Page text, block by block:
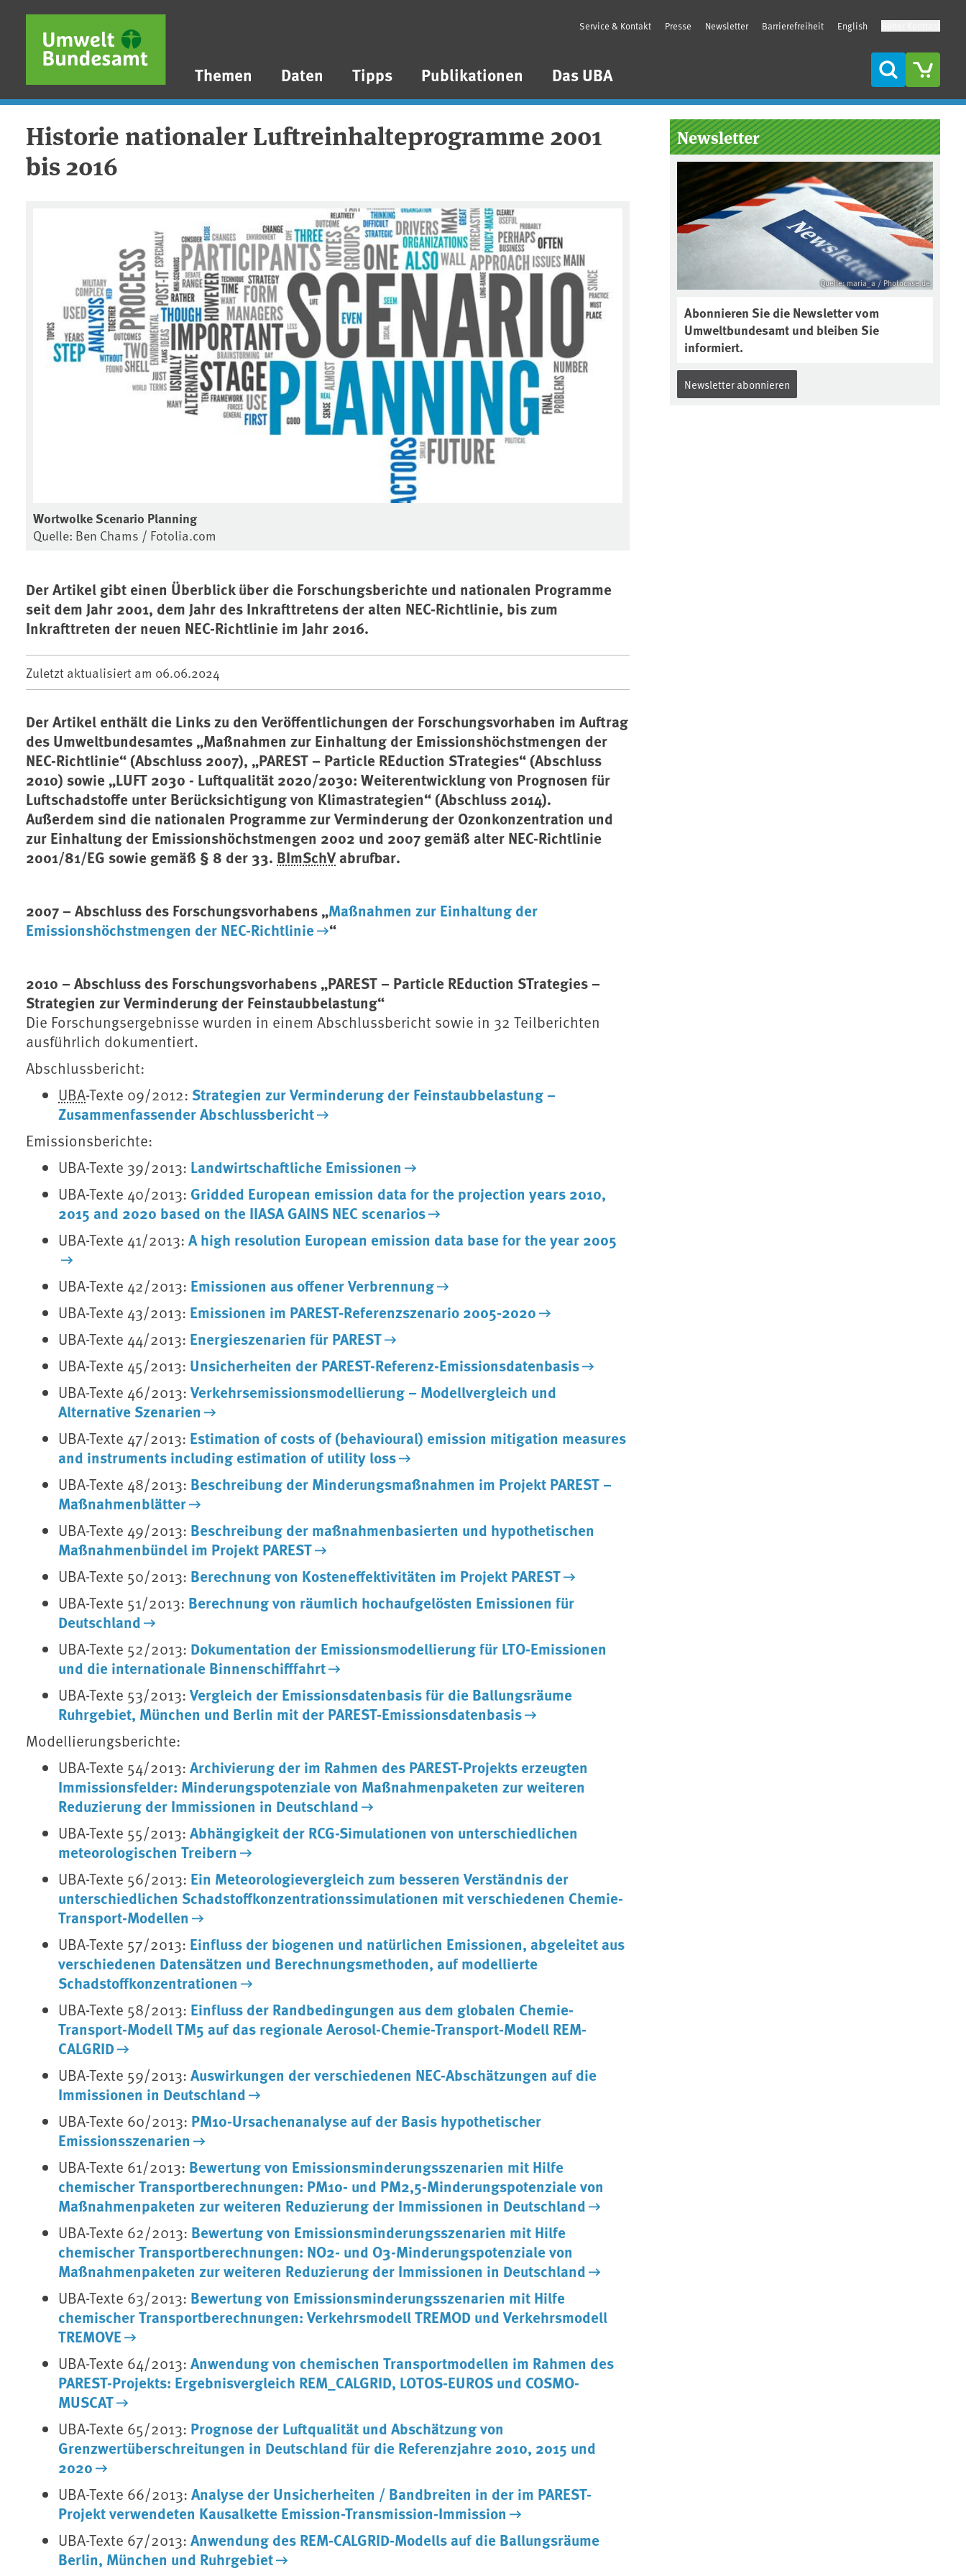
Direkt zum Inhalt
Direkt zum Hauptmenü
Direkt zur Fußzeile
Themen Daten Tipps Publikationen Das UBA
Service & Kontakt Presse Newsletter Barrierefreiheit English
Suche
Historie nationaler Luftreinhalteprogramme 2001
bis 2016
Wortwolke Scenario Planning
Quelle: Ben Chams / Fotolia.com
Der Artikel gibt einen Überblick über die Forschungsberichte und nationalen Programme
seit dem Jahr 2001, dem Jahr des Inkrafttretens der alten NEC-Richtlinie, bis zum
Inkrafttreten der neuen NEC-Richtlinie im Jahr 2016.
Zuletzt aktualisiert am 06.06.2024
Der Artikel enthält die Links zu den Veröffentlichungen der Forschungsvorhaben im Auftrag
des Umweltbundesamtes „Maßnahmen zur Einhaltung der Emissionshöchstmengen der
NEC-Richtlinie“ (Abschluss 2007), „PAREST – Particle REduction STrategies“ (Abschluss
2010) sowie „LUFT 2030 - Luftqualität 2020/2030: Weiterentwicklung von Prognosen für
Luftschadstoffe unter Berücksichtigung von Klimastrategien“ (Abschluss 2014).
Außerdem sind die nationalen Programme zur Verminderung der Ozonkonzentration und
zur Einhaltung der Emissionshöchstmengen 2002 und 2007 gemäß alter NEC-Richtlinie
2001/81/EG sowie gemäß § 8 der 33. BImSchVabrufbar.
2007 – Abschluss des Forschungsvorhabens „Maßnahmen zur Einhaltung der
Emissionshöchstmengen der NEC-Richtlinie
“
2010 – Abschluss des Forschungsvorhabens „PAREST – Particle REduction STrategies –
Strategien zur Verminderung der Feinstaubbelastung“
Die Forschungsergebnisse wurden in einem Abschlussbericht sowie in 32 Teilberichten
ausführlich dokumentiert.
Abschlussbericht:
UBA⁠-Texte 09/2012: Strategien zur Verminderung der Feinstaubbelastung –
Zusammenfassender Abschlussbericht
Emissionsberichte:
UBA-Texte 39/2013: Landwirtschaftliche Emissionen
UBA-Texte 40/2013: Gridded European emission data for the projection years 2010,
2015 and 2020 based on the IIASA GAINS NEC scenarios
UBA-Texte 41/2013:A high resolution European emission data base for the year 2005
UBA-Texte 42/2013: Emissionen aus offener Verbrennung
UBA-Texte 43/2013: Emissionen im PAREST-Referenzszenario 2005-2020
UBA-Texte 44/2013: Energieszenarien für PAREST
UBA-Texte 45/2013: Unsicherheiten der PAREST-Referenz-Emissionsdatenbasis
UBA-Texte 46/2013:Verkehrsemissionsmodellierung – Modellvergleich und
Alternative Szenarien
UBA-Texte 47/2013: Estimation of costs of (behavioural) emission mitigation measures
and instruments including estimation of utility loss
UBA-Texte 48/2013: Beschreibung der Minderungsmaßnahmen im Projekt PAREST –
Maßnahmenblätter
UBA-Texte 49/2013: Beschreibung der maßnahmenbasierten und hypothetischen
Maßnahmenbündel im Projekt PAREST
UBA-Texte 50/2013: Berechnung von Kosteneffektivitäten im Projekt PAREST
UBA-Texte 51/2013: Berechnung von räumlich hochaufgelösten Emissionen für
Deutschland
UBA-Texte 52/2013: Dokumentation der Emissionsmodellierung für LTO-Emissionen
und die internationale Binnenschifffahrt
UBA-Texte 53/2013:Vergleich der Emissionsdatenbasis für die Ballungsräume
Ruhrgebiet, München und Berlin mit der PAREST-Emissionsdatenbasis
Modellierungsberichte:
UBA-Texte 54/2013:Archivierung der im Rahmen des PAREST-Projekts erzeugten
Immissionsfelder: Minderungspotenziale von Maßnahmenpaketen zur weiteren
Reduzierung der Immissionen in Deutschland
UBA-Texte 55/2013:Abhängigkeit der RCG-Simulationen von unterschiedlichen
meteorologischen Treibern
UBA-Texte 56/2013: Ein Meteorologievergleich zum besseren Verständnis der
unterschiedlichen Schadstoffkonzentrationssimulationen mit verschiedenen Chemie-
Transport-Modellen
UBA-Texte 57/2013: Einfluss der biogenen und natürlichen Emissionen, abgeleitet aus
verschiedenen Datensätzen und Berechnungsmethoden, auf modellierte
Schadstoffkonzentrationen
UBA-Texte 58/2013: Einfluss der Randbedingungen aus dem globalen Chemie-
Transport-Modell TM5 auf das regionale Aerosol-Chemie-Transport-Modell REM-
CALGRID
UBA-Texte 59/2013:Auswirkungen der verschiedenen NEC-Abschätzungen auf die
Immissionen in Deutschland
UBA-Texte 60/2013: PM10-Ursachenanalyse auf der Basis hypothetischer
Emissionsszenarien
UBA-Texte 61/2013: Bewertung von Emissionsminderungsszenarien mit Hilfe
chemischer Transportberechnungen: PM10- und PM2,5-Minderungspotenziale von
Maßnahmenpaketen zur weiteren Reduzierung der Immissionen in Deutschland
UBA-Texte 62/2013: Bewertung von Emissionsminderungsszenarien mit Hilfe
chemischer Transportberechnungen: NO2- und O3-Minderungspotenziale von
Maßnahmenpaketen zur weiteren Reduzierung der Immissionen in Deutschland
UBA-Texte 63/2013: Bewertung von Emissionsminderungsszenarien mit Hilfe
chemischer Transportberechnungen: Verkehrsmodell TREMOD und Verkehrsmodell
TREMOVE
UBA-Texte 64/2013:Anwendung von chemischen Transportmodellen im Rahmen des
PAREST-Projekts: Ergebnisvergleich REM_CALGRID, LOTOS-EUROS und COSMO-
MUSCAT
UBA-Texte 65/2013: Prognose der Luftqualität und Abschätzung von
Grenzwertüberschreitungen in Deutschland für die Referenzjahre 2010, 2015 und
2020
UBA-Texte 66/2013:Analyse der Unsicherheiten / Bandbreiten in der im PAREST-
Projekt verwendeten Kausalkette Emission-Transmission-Immission
UBA-Texte 67/2013:Anwendung des REM-CALGRID-Modells auf die Ballungsräume
Berlin, München und Ruhrgebiet
Seitenleiste
Newsletter
Quelle: maria_a / Photocase.de
Abonnieren Sie die Newsletter vom
Umweltbundesamt und bleiben Sie
informiert.
Newsletter abonnieren